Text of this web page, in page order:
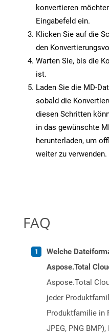
konvertieren
Eingabefeld ein.
Klicken Sie auf die
den
Warten Sie, bis die
ist.
Laden Sie die MD-
sobald die
diesen Schritten
in das gewünschte
herunterladen, um
weiter zu verwenden.
FAQ
Welche
Aspose.Total
Aspose.Total
jeder
Produktfamilie in
JPEG, PNG